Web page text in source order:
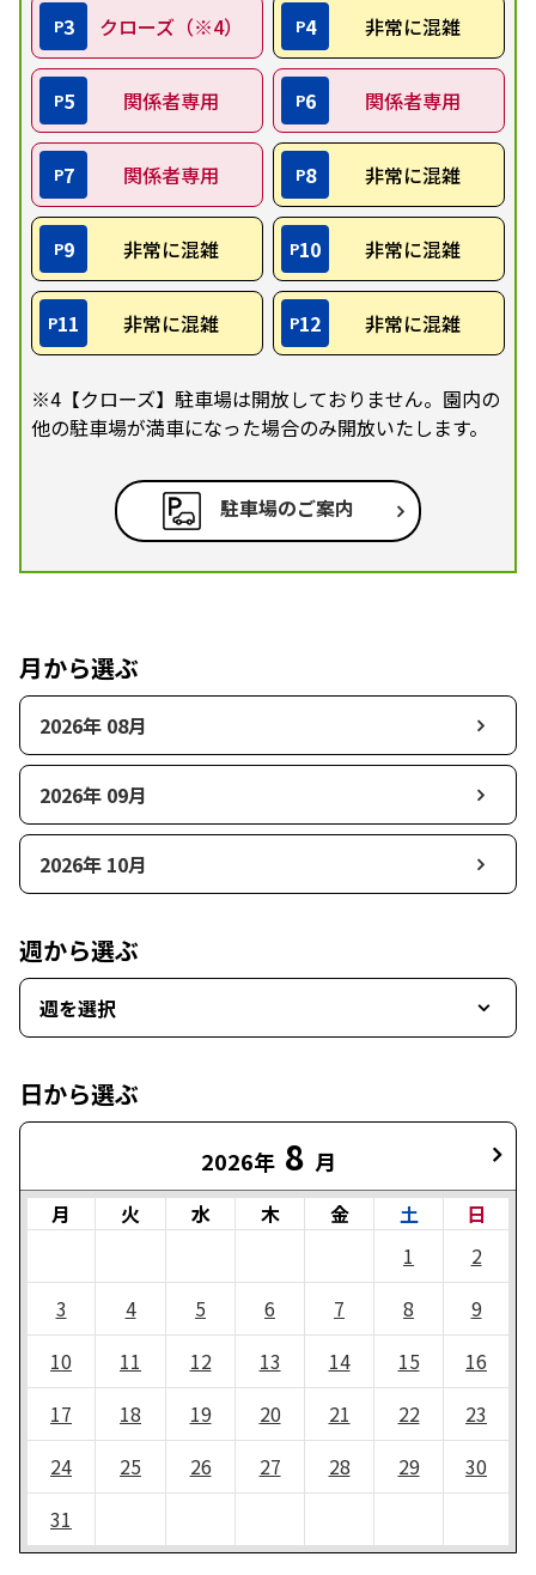
P3 クローズ（※4） P4 非常に混雑
P5 関係者専用 P6 関係者専用
P7 関係者専用 P8 非常に混雑
P9 非常に混雑 P10 非常に混雑
P11 非常に混雑 P12 非常に混雑
※4【クローズ】駐車場は開放しておりません。園内の
他の駐車場が満車になった場合のみ開放いたします。
駐車場のご案内
月から選ぶ
2026年 08月
2026年 09月
2026年 10月
週から選ぶ
週を選択
日から選ぶ
2026年 8 月
月 火 水 木 金 土
日
1
2
3
4 5 6 7 8
9
10
11 12 13 14 15
16
17
18 19 20 21 22
23
24
25 26 27 28 29
30
31